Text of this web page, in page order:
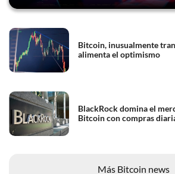
Bitcoin, inusualmente
alimenta el optimismo
BlackRock domina el
Bitcoin con compras
Más Bitcoin news